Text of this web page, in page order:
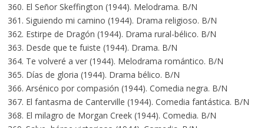
360. El Señor Skeffington (1944). Melodrama. B/N
361. Siguiendo mi camino (1944). Drama religioso. B/N
362. Estirpe de Dragón (1944). Drama rural-bélico. B/N
363. Desde que te fuiste (1944). Drama. B/N
364. Te volveré a ver (1944). Melodrama romántico. B/N
365. Días de gloria (1944). Drama bélico. B/N
366. Arsénico por compasión (1944). Comedia negra. B/N
367. El fantasma de Canterville (1944). Comedia fantástica. B/N
368. El milagro de Morgan Creek (1944). Comedia. B/N